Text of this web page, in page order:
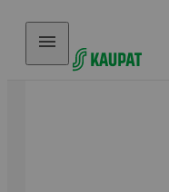
Hyppää sisältöön